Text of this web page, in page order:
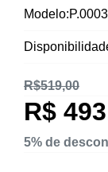
R$519,00
R$
5% de